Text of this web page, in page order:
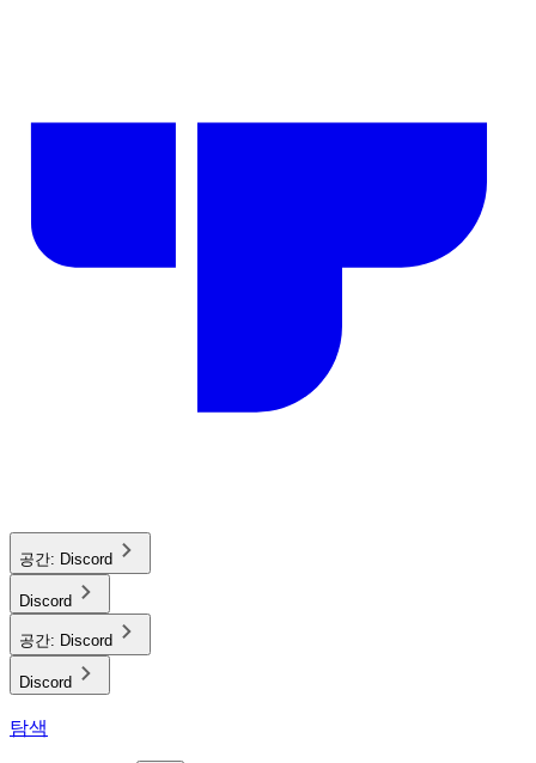
공간: Discord
Discord
공간: Discord
Discord
탐색